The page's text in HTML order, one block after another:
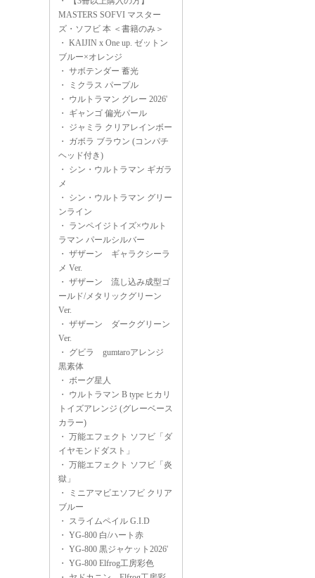
MASTERS SOFVI マスター
ズ・ソフビ 本 ＜書籍のみ＞
・ KAIJIN x One up. ゼットン
ブルー×オレンジ
・ サボテンダー 蓄光
・
ミクラス パープル
・ ウルトラマン グレー 2026'
・ ギャンゴ 偏光パール
・ ジャミラ クリアレインボー
・ ガボラ ブラウン (コンパチ
ヘッド付き)
・ シン・ウルトラマン ギガラ
メ
・ シン・ウルトラマン グリー
ンライン
・ ランペイジトイズ×ウルト
ラマン パールシルバー
・ ザザーン ギャラクシーラ
メ Ver.
・ ザザーン 流し込み成型ゴ
ールド/メタリックグリーン
Ver.
・ ザザーン ダークグリーン
Ver.
・ グビラ gumtaroアレンジ
黒素体
・ ボーグ星人
・ ウルトラマン B type ヒカリ
トイズアレンジ (グレーベース
カラー)
・ 万能エフェクト ソフビ「ダ
イヤモンドダスト」
・ 万能エフェクト ソフビ「炎
獄」
・
ミニアマビエソフビ クリア
ブルー
・ スライムペイル G.I.D
・ YG-800 白/ハート赤
・ YG-800 黒ジャケット2026'
・ YG-800 Elfrog工房彩色